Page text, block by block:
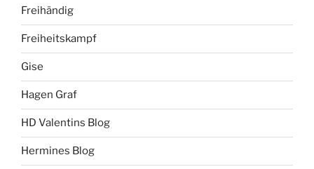
Freihändig
Freiheitskampf
Gise
Hagen Graf
HD Valentins Blog
Hermines Blog